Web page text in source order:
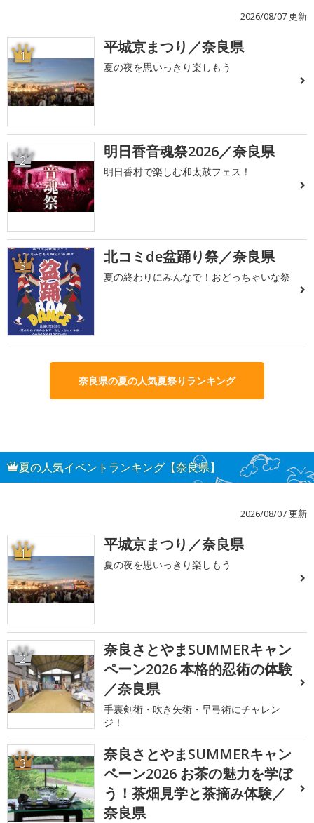
2026/08/07 更新
1 平城京まつり／奈良県
夏の夜を思いっきり楽しもう
2 明日香音魂祭2026／奈良県
明日香村で楽しむ和太鼓フェス！
3 北コミde盆踊り祭／奈良県
夏の終わりにみんなで！おどっちゃいな祭
奈良県の夏の人気夏祭りランキング
夏の人気イベントランキング【奈良県】
2026/08/07 更新
1 平城京まつり／奈良県
夏の夜を思いっきり楽しもう
2
奈良さとやまSUMMERキャン
ペーン2026 本格的忍術の体験
／奈良県
手裏剣術・吹き矢術・早弓術にチャレン
ジ！
3
奈良さとやまSUMMERキャン
ペーン2026 お茶の魅力を学ぼ
う！茶畑見学と茶摘み体験／
奈良県